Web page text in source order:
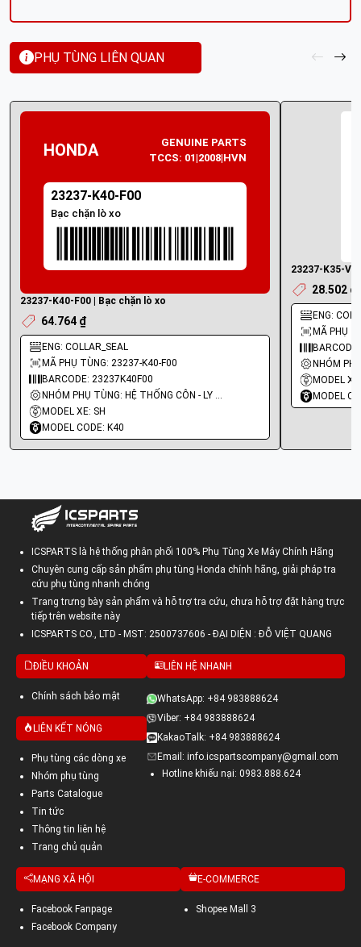
PHỤ TÙNG LIÊN QUAN
HONDA
GENUINE PARTS
TCCS: 01|2008|HVN
23237-K40-F00
Bạc chặn lò xo
23237-K40-F00 | Bạc chặn lò xo
64.764 ₫
ENG: COLLAR_SEAL
MÃ PHỤ TÙNG: 23237-K40-F00
BARCODE: 23237K40F00
NHÓM PHỤ TÙNG: HỆ THỐNG CÔN - LY HỢP - TRỤC SỐ - BÁNH RĂNG
MODEL XE: SH
MODEL CODE: K40
23237-K35-
28.502 ₫
ENG:
MÃ PHỤ
MODEL
MODEL
ICSPARTS là hệ thống phân phối 100% Phụ Tùng Xe Máy Chính Hãng
Chuyên cung cấp sản phẩm phụ tùng Honda chính hãng, giải pháp tra
cứu phụ tùng nhanh chóng
Trang trưng bày sản phẩm và hỗ trợ tra cứu, chưa hỗ trợ đặt hàng trực
tiếp trên website này
ICSPARTS CO., LTD - MST: 2500737606 - ĐẠI DIỆN : ĐỖ VIỆT QUANG
ĐIỀU KHOẢN
Chính sách bảo mật
LIÊN KẾT NÓNG
Phụ tùng các dòng xe
Nhóm phụ tùng
Parts Catalogue
Tin tức
Thông tin liên hệ
Trang chủ quản
LIÊN HỆ NHANH
WhatsApp: +84 983888624
Viber: +84 983888624
KakaoTalk: +84 983888624
Email: info.icspartscompany@gmail.com
Hotline khiếu nại: 0983.888.624
MẠNG XÃ HỘI
Facebook Fanpage
Facebook Company
E-COMMERCE
Shopee Mall 3